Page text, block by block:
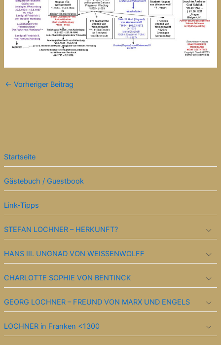
Startseite
Gästebuch / Guestbook
Link-Tipps
STEFAN LOCHNER – HERKUNFT?
HANS III. UNGNAD VON WEISSENWOLFF
CHARLOTTE SOPHIE VON BENTINCK
GEORG LOCHNER – FREUND VON MARX UND ENGELS
LOCHNER in Franken <1300
← Vorheriger Beitrag